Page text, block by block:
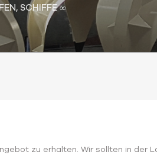
SCHIFFE ∞
zu erhalten. Wir sollten in der